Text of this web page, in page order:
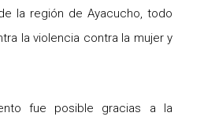
la región de Ayacucho, todo
la violencia contra la mujer y
fue posible gracias a la